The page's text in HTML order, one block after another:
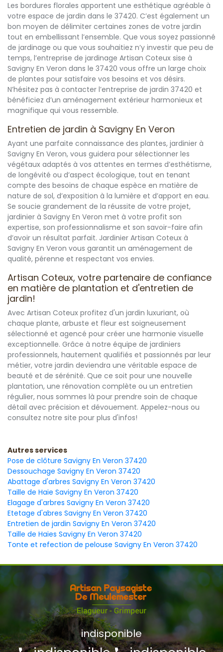
Les bordures florales apportent une esthétique agréable à
votre espace de jardin dans le 37420. C’est également un
bon moyen de délimiter certaines zones de votre jardin
tout en embellissant l’ensemble. Que vous soyez passionné
de jardinage ou que vous souhaitiez n’y investir que peu de
temps, l’entreprise de jardinage Artisan Coteux sise à
Savigny En Veron dans le 37420 vous offre un large choix
de plantes pour satisfaire vos besoins et vos désirs.
N’hésitez pas à contacter l’entreprise de jardin 37420 et
bénéficiez d’un aménagement extérieur harmonieux et
magnifique qui vous ressemble.
Entretien de jardin à Savigny En Veron
Ayant une parfaite connaissance des plantes, jardinier à
Savigny En Veron, vous guidera pour sélectionner les
végétaux adaptés à vos attentes en termes d’esthétisme,
de longévité ou d’aspect écologique, tout en tenant
compte des besoins de chaque espèce en matière de
nature de sol, d’exposition à la lumière et d’apport en eau.
Se soucie grandement de la réussite de votre projet,
jardinier à Savigny En Veron met à votre profit son
expertise, son professionnalisme et son savoir-faire afin
d’avoir un résultat parfait. Jardinier Artisan Coteux à
Savigny En Veron vous garantit un aménagement de
qualité, pérenne et respectant vos envies.
Artisan Coteux, votre partenaire de confiance
en matière de plantation et d'entretien de
jardin!
Avec Artisan Coteux profitez d'un jardin luxuriant, où
chaque plante, arbuste et fleur est soigneusement
sélectionné et agencé pour créer une harmonie visuelle
exceptionnelle. Grâce à notre équipe de jardiniers
professionnels, hautement qualifiés et passionnés par leur
métier, votre jardin deviendra une véritable espace de
beauté et de sérénité. Que ce soit pour une nouvelle
plantation, une rénovation complète ou un entretien
régulier, nous sommes là pour prendre soin de chaque
détail avec précision et dévouement. Appelez-nous ou
consultez notre site pour plus d'infos!
Autres services
Pose de clôture Savigny En Veron 37420
Dessouchage Savigny En Veron 37420
Abattage d'arbres Savigny En Veron 37420
Taille de Haie Savigny En Veron 37420
Elagage d'arbres Savigny En Veron 37420
Etetage d'abres Savigny En Veron 37420
Entretien de jardin Savigny En Veron 37420
Taille de Haies Savigny En Veron 37420
Tonte et refection de pelouse Savigny En Veron 37420
indisponible